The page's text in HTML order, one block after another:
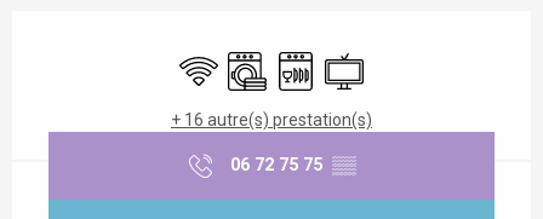
WiFi
Lave lingeLave vaisselle
Télévision
+ 16 autre(s) prestation(s)
06 72 75 75 ▒▒